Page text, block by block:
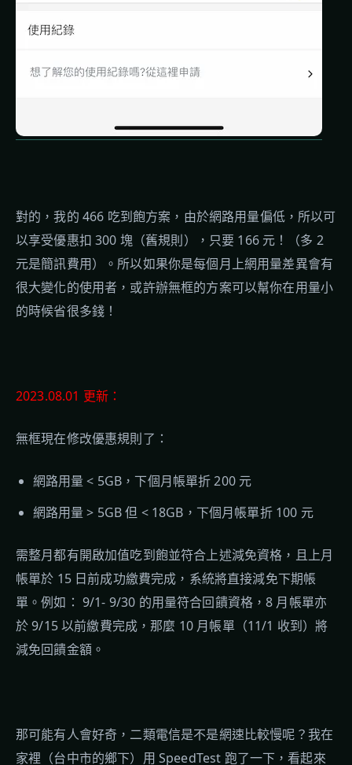
對的，我的 466 吃到飽方案，由於網路用量偏低，所以可
以享受優惠扣 300 塊（舊規則），只要 166 元！（多 2
元是簡訊費用）。所以如果你是每個月上網用量差異會有
很大變化的使用者，或許辦無框的方案可以幫你在用量小
的時候省很多錢！
2023.08.01 更新：
無框現在修改優惠規則了：
網路用量 < 5GB，下個月帳單折 200 元
網路用量 > 5GB 但 < 18GB，下個月帳單折 100 元
需整月都有開啟加值吃到飽並符合上述減免資格，且上月
帳單於 15 日前成功繳費完成，系統將直接減免下期帳
單。例如： 9/1- 9/30 的用量符合回饋資格，8 月帳單亦
於 9/15 以前繳費完成，那麼 10 月帳單（11/1 收到）將
減免回饋金額。
那可能有人會好奇，二類電信是不是網速比較慢呢？我在
家裡（台中市的鄉下）用 SpeedTest 跑了一下，看起來